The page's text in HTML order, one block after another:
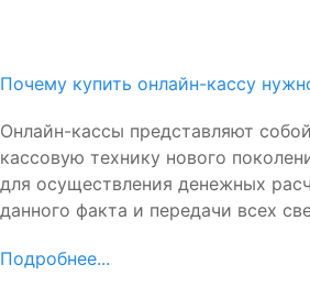
Почему купить онлайн-кассу
Онлайн-кассы представляют
кассовую технику нового
для осуществления денежных
данного факта и передачи всех
Подробнее...